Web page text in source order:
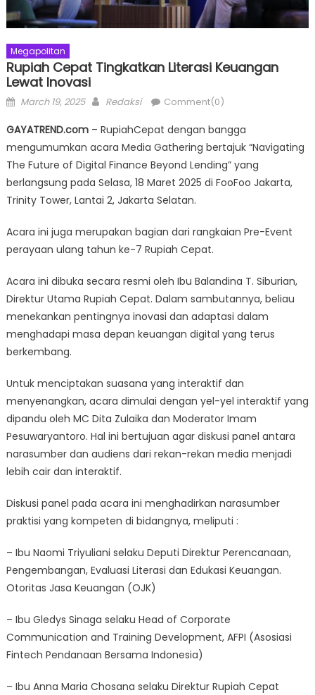
Megapolitan
Rupiah Cepat Tingkatkan Literasi Keuangan
Lewat Inovasi
Posted
March 19, 2025 Author
Redaksi Comment(0)
GAYATREND.com– RupiahCepat dengan bangga
mengumumkan acara Media Gathering bertajuk “Navigating
The Future of Digital Finance Beyond Lending” yang
berlangsung pada Selasa, 18 Maret 2025 di FooFoo Jakarta,
Trinity Tower, Lantai 2, Jakarta Selatan.
Acara ini juga merupakan bagian dari rangkaian Pre-Event
perayaan ulang tahun ke-7 Rupiah Cepat.
Acara ini dibuka secara resmi oleh Ibu Balandina T. Siburian,
Direktur Utama Rupiah Cepat. Dalam sambutannya, beliau
menekankan pentingnya inovasi dan adaptasi dalam
menghadapi masa depan keuangan digital yang terus
berkembang.
Untuk menciptakan suasana yang interaktif dan
menyenangkan, acara dimulai dengan yel-yel interaktif yang
dipandu oleh MC Dita Zulaika dan Moderator Imam
Pesuwaryantoro. Hal ini bertujuan agar diskusi panel antara
narasumber dan audiens dari rekan-rekan media menjadi
lebih cair dan interaktif.
Diskusi panel pada acara ini menghadirkan narasumber
praktisi yang kompeten di bidangnya, meliputi :
– Ibu Naomi Triyuliani selaku Deputi Direktur Perencanaan,
Pengembangan, Evaluasi Literasi dan Edukasi Keuangan.
Otoritas Jasa Keuangan (OJK)
– Ibu Gledys Sinaga selaku Head of Corporate
Communication and Training Development, AFPI (Asosiasi
Fintech Pendanaan Bersama Indonesia)
– Ibu Anna Maria Chosana selaku Direktur Rupiah Cepat